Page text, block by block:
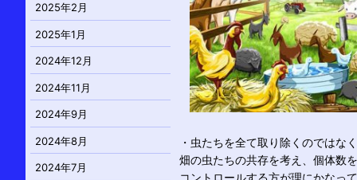
・虫たちを全て取り除くのではなく
畑の虫たちの共存を考え、個体数を
2025年2月
2025年1月
2024年12月
2024年11月
2024年9月
2024年8月
2024年7月